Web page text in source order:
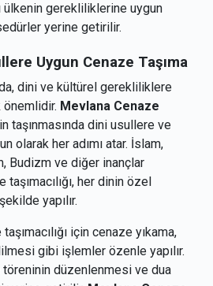
ülkenin gerekliliklerine uygun
yerine getirilir.
Uygun Cenaze Taşıma
dini ve kültürel gerekliliklere
Mevlana Cenaze
taşınmasında dini usullere ve
olarak her adımı atar. İslam,
Budizm ve diğer inançlar
her dinin özel
yapılır.
için cenaze yıkama,
gibi işlemler özenle yapılır.
töreninin düzenlenmesi ve dua